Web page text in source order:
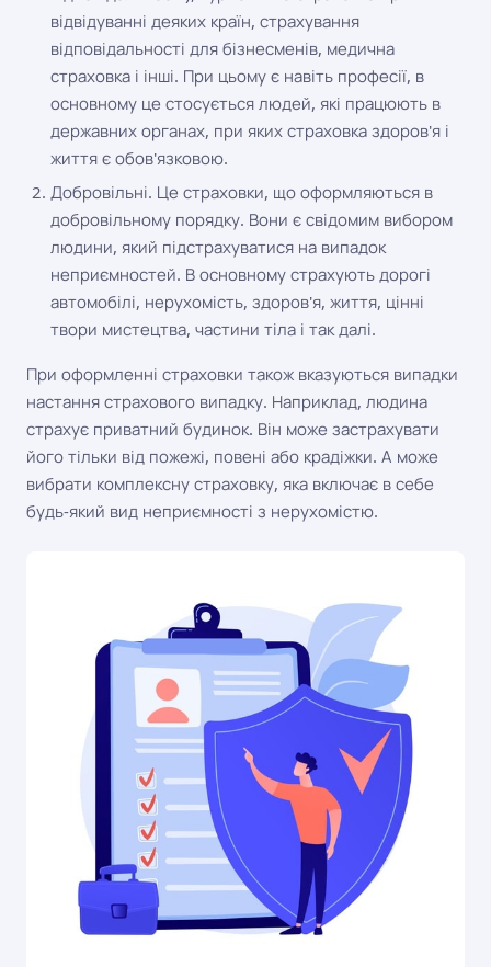
відвідуванні деяких країн, страхування
відповідальності для бізнесменів, медична
страховка і інші. При цьому є навіть професії, в
основному це стосується людей, які працюють в
державних органах, при яких страховка здоров'я і
життя є обов'язковою.
Добровільні. Це страховки, що оформляються в
добровільному порядку. Вони є свідомим вибором
людини, який підстрахуватися на випадок
неприємностей. В основному страхують дорогі
автомобілі, нерухомість, здоров'я, життя, цінні
твори мистецтва, частини тіла і так далі.
При оформленні страховки також вказуються випадки
настання страхового випадку. Наприклад, людина
страхує приватний будинок. Він може застрахувати
його тільки від пожежі, повені або крадіжки. А може
вибрати комплексну страховку, яка включає в себе
будь-який вид неприємності з нерухомістю.